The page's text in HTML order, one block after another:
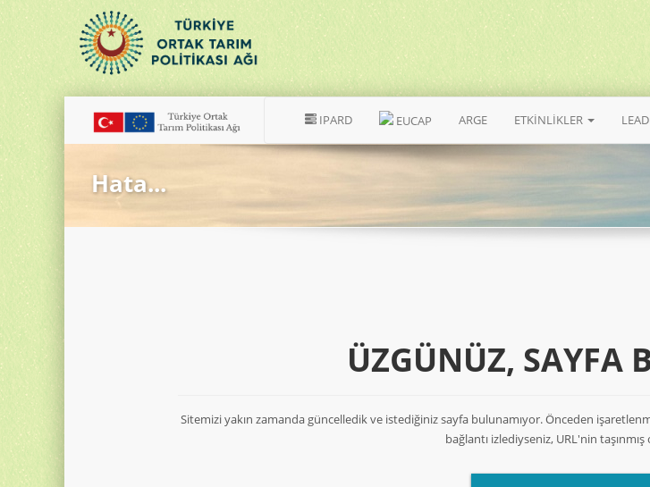
IPARD EUCAP ARGE ETKİNLİKLER
Hata...
ÜZGÜNÜZ, SAYFA
Sitemizi yakın zamanda güncelledik ve istediğiniz sayfa bulunamıyor. Önceden
bağlantı izlediyseniz, URL'nin